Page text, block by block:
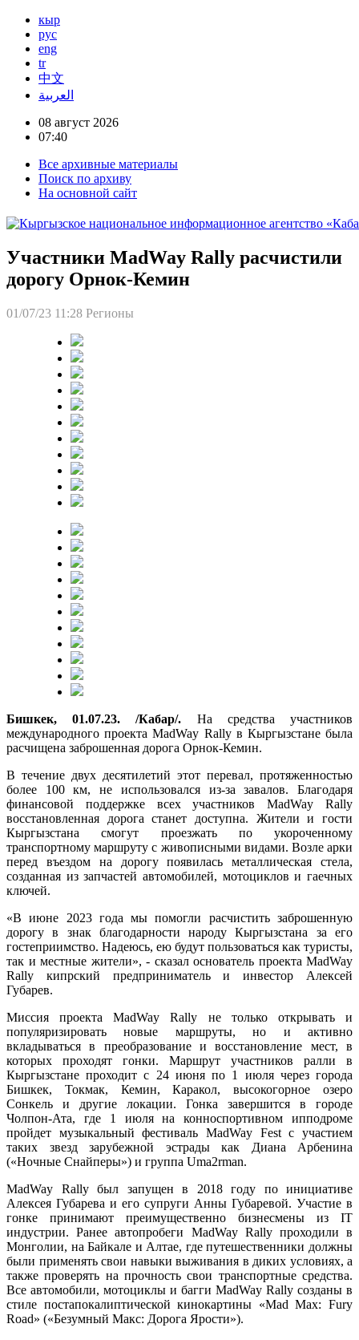
кыр
рус
eng
tr
中文
العربية
08 август 2026
07:40
Все архивные материалы
Поиск по архиву
На основной сайт
Участники MadWay Rally расчистили
дорогу Орнок-Кемин
01/07/23 11:28 Регионы
Бишкек, 01.07.23. /Кабар/. На средства участников
международного проекта MadWay Rally в Кыргызстане была
расчищена заброшенная дорога Орнок-Кемин.
В течение двух десятилетий этот перевал, протяженностью
более 100 км, не использовался из-за завалов. Благодаря
финансовой поддержке всех участников MadWay Rally
восстановленная дорога станет доступна. Жители и гости
Кыргызстана смогут проезжать по укороченному
транспортному маршруту с живописными видами. Возле арки
перед въездом на дорогу появилась металлическая стела,
созданная из запчастей автомобилей, мотоциклов и гаечных
ключей.
«В июне 2023 года мы помогли расчистить заброшенную
дорогу в знак благодарности народу Кыргызстана за его
гостеприимство. Надеюсь, ею будут пользоваться как туристы,
так и местные жители», - сказал основатель проекта MadWay
Rally кипрский предприниматель и инвестор Алексей
Губарев.
Миссия проекта MadWay Rally не только открывать и
популяризировать новые маршруты, но и активно
вкладываться в преобразование и восстановление мест, в
которых проходят гонки. Маршрут участников ралли в
Кыргызстане проходит с 24 июня по 1 июля через города
Бишкек, Токмак, Кемин, Каракол, высокогорное озеро
Сонкель и другие локации. Гонка завершится в городе
Чолпон-Ата, где 1 июля на конноспортивном ипподроме
пройдет музыкальный фестиваль MadWay Fest с участием
таких звезд зарубежной эстрады как Диана Арбенина
(«Ночные Снайперы») и группа Uma2rman.
MadWay Rally был запущен в 2018 году по инициативе
Алексея Губарева и его супруги Анны Губаревой. Участие в
гонке принимают преимущественно бизнесмены из IT
индустрии. Ранее автопробеги MadWay Rally проходили в
Монголии, на Байкале и Алтае, где путешественники должны
были применять свои навыки выживания в диких условиях, а
также проверять на прочность свои транспортные средства.
Все автомобили, мотоциклы и багги MadWay Rally созданы в
стиле постапокалиптической кинокартины «Mad Max: Fury
Road» («Безумный Макс: Дорога Ярости»).